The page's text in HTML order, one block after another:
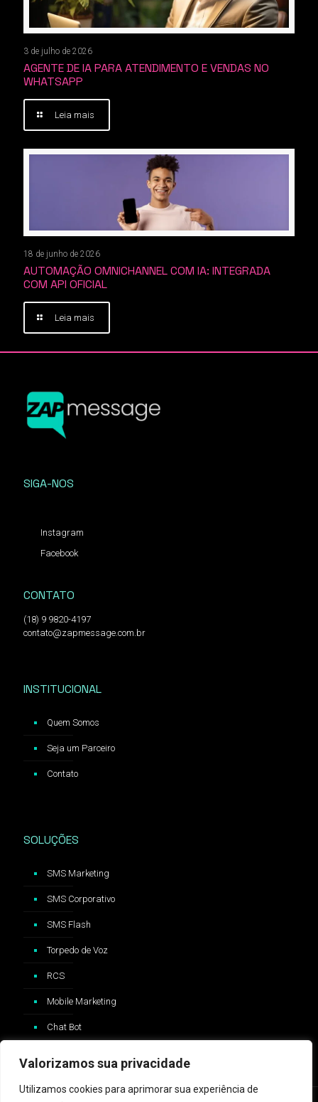
Valorizamos sua privacidade
Utilizamos cookies para aprimorar sua experiência de
3 de julho de 2026
AGENTE DE IA PARA ATENDIMENTO E VENDAS NO
WHATSAPP
Leia mais
18 de junho de 2026
AUTOMAÇÃO OMNICHANNEL COM IA: INTEGRADA
COM API OFICIAL
Leia mais
SIGA-NOS
Instagram
Facebook
CONTATO
(18) 9 9820-4197
contato@zapmessage.com.br
INSTITUCIONAL
Quem Somos
Seja um Parceiro
Contato
SOLUÇÕES
SMS Marketing
SMS Corporativo
SMS Flash
Torpedo de Voz
RCS
Mobile Marketing
Chat Bot